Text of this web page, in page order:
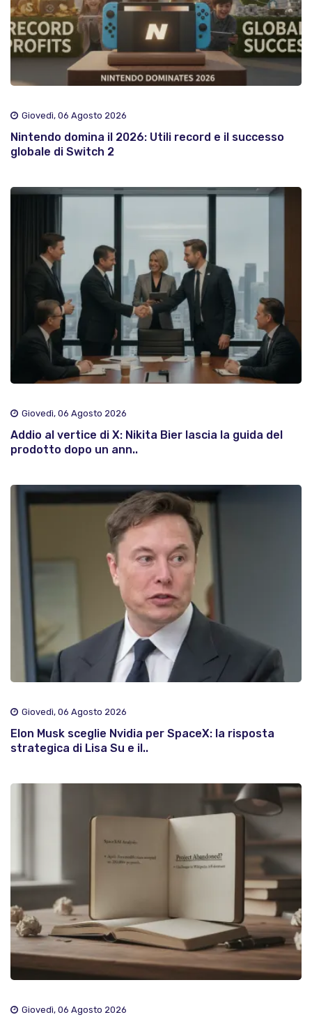
Giovedì, 06 Agosto 2026
Nintendo domina il 2026: Utili record e il successo
globale di Switch 2
Giovedì, 06 Agosto 2026
Addio al vertice di X: Nikita Bier lascia la guida del
prodotto dopo un ann..
Giovedì, 06 Agosto 2026
Elon Musk sceglie Nvidia per SpaceX: la risposta
strategica di Lisa Su e il..
Giovedì, 06 Agosto 2026